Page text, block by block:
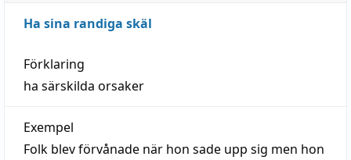
Ha sina randiga skäl
Förklaring
ha särskilda orsaker
Exempel
Folk blev förvånade när hon sade upp sig men hon